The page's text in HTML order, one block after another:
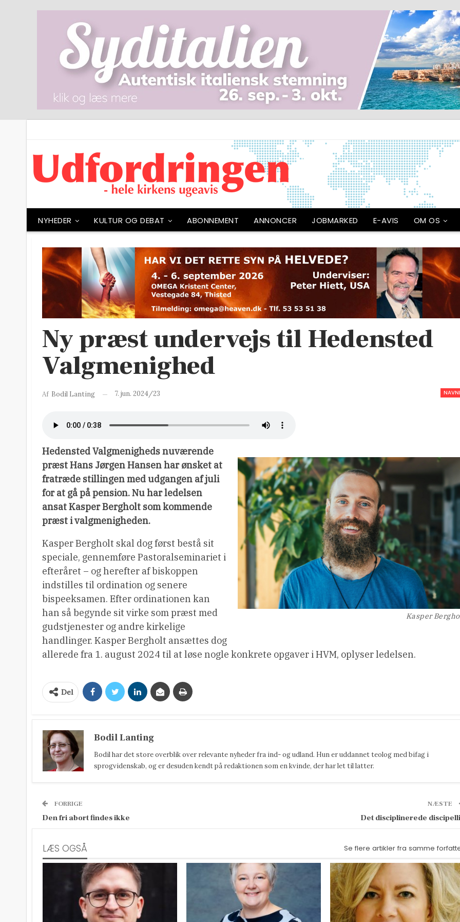
NYHEDER KULTUR OG DEBAT ABONNEMENT ANNONCER JOBMARKED E-AVIS OM OS
Ny præst undervejs til Hedensted
Valgmenighed
Af Bodil Lanting 7. jun. 2024/23
Kasper
Hedensted Valgmenigheds nuværende
præst Hans Jørgen Hansen har ønsket at
fratræde stillingen med udgangen af juli
for at gå på pension. Nu har ledelsen
ansat Kasper Bergholt som kommende
præst i valgmenigheden.
Kasper Bergholt skal dog først bestå sit
speciale, gennemføre Pastoralseminariet i
efteråret – og herefter af biskoppen
indstilles til ordination og senere
bispeeksamen. Efter ordinationen kan
han så begynde sit virke som præst med
gudstjenester og andre kirkelige
handlinger. Kasper Bergholt ansættes dog
allerede fra 1. august 2024 til at løse nogle konkrete opgaver i HVM, oplyser ledelsen.
Del
Bodil Lanting
Bodil har det store overblik over relevante nyheder fra ind- og udland. Hun er uddannet teolog med bifag i
sprogvidenskab, og er desuden kendt på redaktionen som en kvinde, der har let til latter.
FORRIGE
Den fri abort findes ikke
NÆSTE
Det disciplinerede
LÆS OGSÅ Se flere artikler fra samme